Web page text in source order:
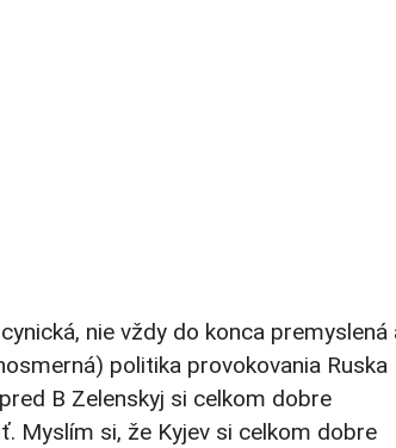
nie vždy do konca premyslená
politika provokovania Ruska
B Zelenskyj si celkom dobre
Myslím si, že Kyjev si celkom dobre